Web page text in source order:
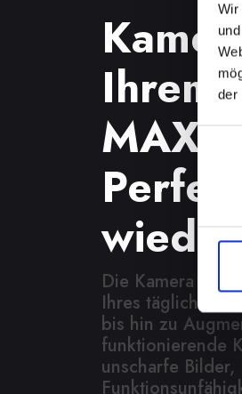
Wir
der
Ihrem
MAX
Die Kamera
Ihres täglichen
bis hin zu
funktionierende
unscharfe